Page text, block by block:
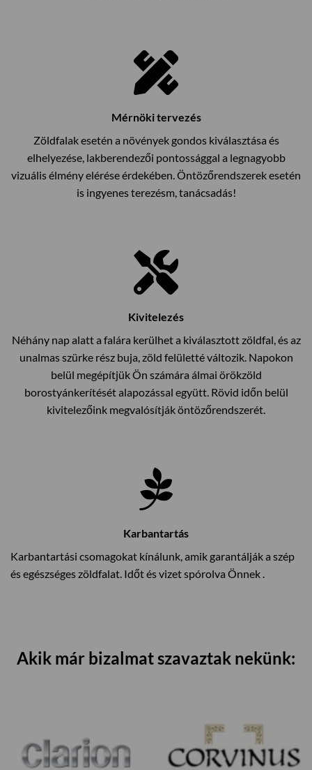
Mérnöki tervezés
Zöldfalak esetén a növények gondos kiválasztása és
elhelyezése, lakberendezői pontossággal a legnagyobb
vizuális élmény elérése érdekében. Öntözőrendszerek esetén
is ingyenes terezésm, tanácsadás!
Kivitelezés
Néhány nap alatt a falára kerülhet a kiválasztott zöldfal, és az
unalmas szürke rész buja, zöld felületté változik. Napokon
belül megépítjük Ön számára álmai örökzöld
borostyánkerítését alapozással együtt. Rövid időn belül
kivitelezőink megvalósítják öntözőrendszerét.
Karbantartás
Karbantartási csomagokat kínálunk, amik garantálják a szép
és egészséges zöldfalat. Időt és vizet spórolva Önnek .
Akik már bizalmat szavaztak nekünk: